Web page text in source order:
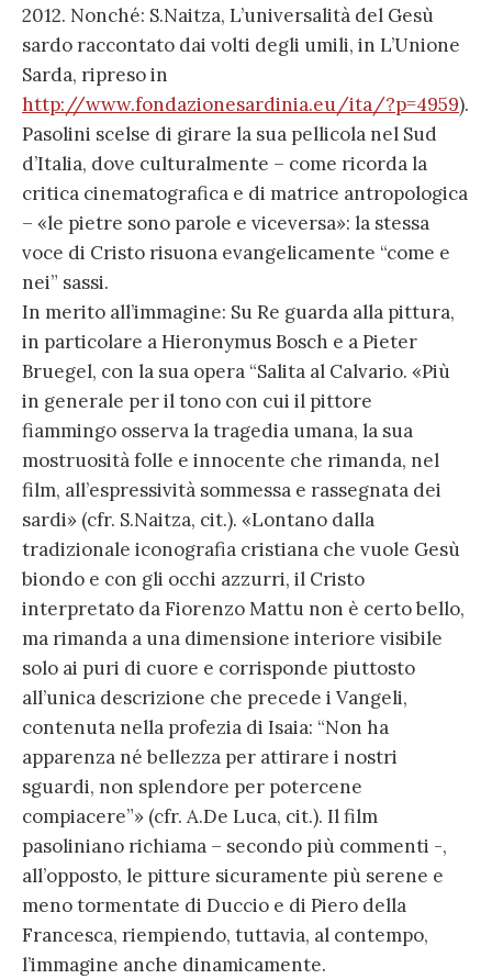
2012. Nonché: S.Naitza, L’universalità del Gesù
sardo raccontato dai volti degli umili, in L’Unione
Sarda, ripreso in
http://www.fondazionesardinia.eu/ita/?p=4959).
Pasolini scelse di girare la sua pellicola nel Sud
d’Italia, dove culturalmente – come ricorda la
critica cinematografica e di matrice antropologica
– «le pietre sono parole e viceversa»: la stessa
voce di Cristo risuona evangelicamente “come e
nei” sassi.
In merito all’immagine: Su Re guarda alla pittura,
in particolare a Hieronymus Bosch e a Pieter
Bruegel, con la sua opera “Salita al Calvario. «Più
in generale per il tono con cui il pittore
fiammingo osserva la tragedia umana, la sua
mostruosità folle e innocente che rimanda, nel
film, all’espressività sommessa e rassegnata dei
sardi» (cfr. S.Naitza, cit.). «Lontano dalla
tradizionale iconografia cristiana che vuole Gesù
biondo e con gli occhi azzurri, il Cristo
interpretato da Fiorenzo Mattu non è certo bello,
ma rimanda a una dimensione interiore visibile
solo ai puri di cuore e corrisponde piuttosto
all’unica descrizione che precede i Vangeli,
contenuta nella profezia di Isaia: “Non ha
apparenza né bellezza per attirare i nostri
sguardi, non splendore per potercene
compiacere”» (cfr. A.De Luca, cit.). Il film
pasoliniano richiama – secondo più commenti -,
all’opposto, le pitture sicuramente più serene e
meno tormentate di Duccio e di Piero della
Francesca, riempiendo, tuttavia, al contempo,
l’immagine anche dinamicamente.